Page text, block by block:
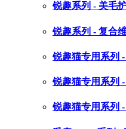
锐趣系列 - 美毛
锐趣系列 - 复合
锐趣猫专用系列
锐趣猫专用系列
锐趣猫专用系列